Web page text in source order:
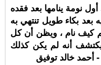
نومة ينامها بعد فقده
بكاء طويل تنتهي به
كيف نام ، ويظن أن كل
أنه لم يكن كذلك
أحمد خالد توفيق